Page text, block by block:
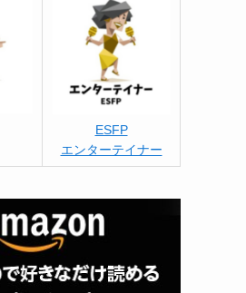
ESFP
エンターテイナー